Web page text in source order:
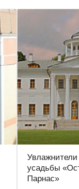
усадьбы
Парнас»